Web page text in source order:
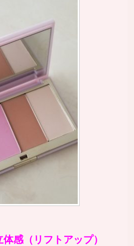
感（リフトアップ）